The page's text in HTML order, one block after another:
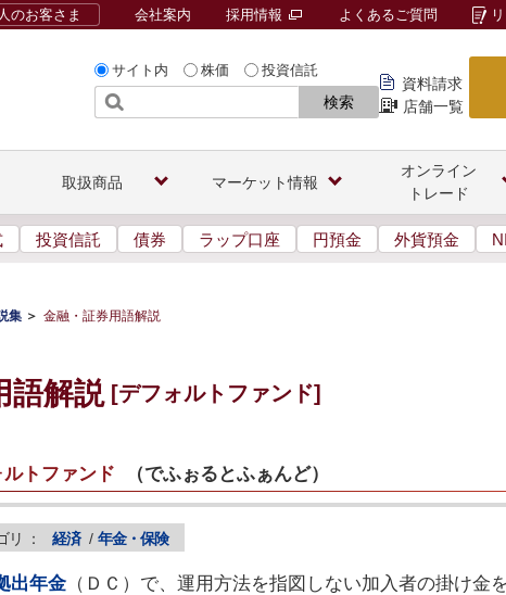
サイト内 株価 投資信託
検索
資料請求
店舗一覧
のお客さま 会社案内 採用情報 よくあるご質問
取扱商品 マーケット情報
オンライン
トレード
投資信託 債券 ラップ口座 円預金 外貨預金
集 金融・証券用語解説
語解説 [デフォルトファンド]
ルトファンド （でふぉるとふぁんど）
リ ： 経済 / 年金・保険
出年金 （ＤＣ）で、運用方法を指図しない加入者の掛け金